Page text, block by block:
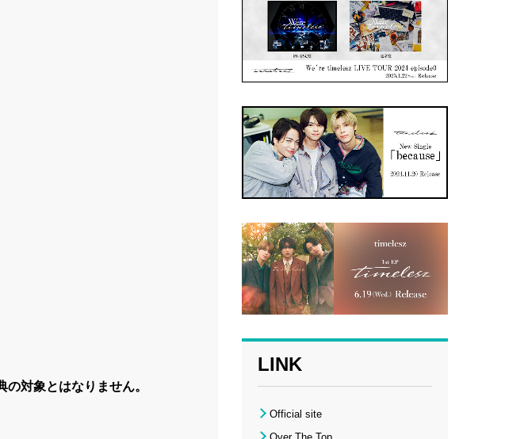
対象とはなりません。
LINK
Official site